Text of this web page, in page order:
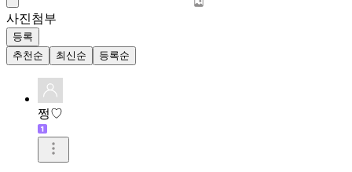
사진첨부
등록
추천순
최신순 등록순
쩡♡